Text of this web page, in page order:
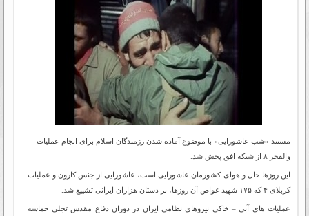
مستند «شب عاشورایی» با موضوع آماده شدن رزمندگان اسلام برای انجام عملیات
والفجر ۸ از شبکه افق پخش شد.
این روزها حال و هوای کشورمان عاشورایی است، عاشورایی از جنس کارون و عملیات
کربلای ۴ که ۱۷۵ شهید غواص آن روزها، بر دستان هزاران ایرانی تشییع شد.
عملیات های آبی – خاکی نیروهای نظامی ایران در دوران دفاع مقدس تجلی حماسه